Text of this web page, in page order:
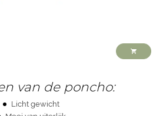
van de poncho:
Licht gewicht